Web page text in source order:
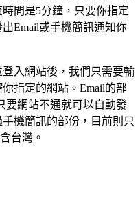
間是5分鐘，只要你指定
Email或手機簡訊通知你
入網站後，我們只需要輸
指定的網站。Email的部
要網站不通就可以自動發
機簡訊的部份，目前則只
台灣。